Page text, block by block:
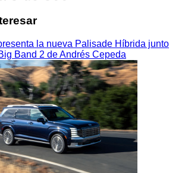
la nueva Palisade Híbrida junto
Band 2 de Andrés Cepeda